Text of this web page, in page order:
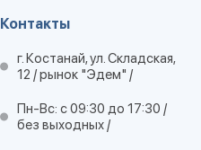
Контакты
г. Костанай, ул. Складская,
12 / рынок "Эдем" /
Пн-Вс: с 09:30 до 17:30 /
без выходных /